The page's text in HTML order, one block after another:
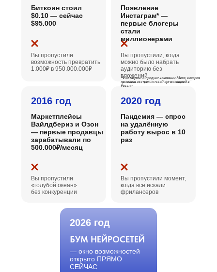
Биткоин стоил
$0.10 — сейчас
$95.000
Вы пропустили
возможность превратить
1.000₽ в 950.000.000₽
Вы пропустили, когда
можно было набрать
аудиторию без
вложений
Появление
Инстаграм* —
первые блогеры
стали
миллионерами
2016 год
Вы пропустили
«голубой океан»
без конкуренции
Маркетплейсы
Вайлдбериз и Озон
— первые продавцы
зарабатывали по
500.000₽/месяц
2020 год
Вы пропустили момент,
когда все искали
фрилансеров
Пандемия — спрос
на удалённую
работу вырос в 10
раз
— окно возможностей
открыто ПРЯМО
СЕЙЧАС
2026 год
БУМ НЕЙРОСЕТЕЙ
*Инстаграм — продукт компании Мета, которая
признана экстремистской организацией в
России